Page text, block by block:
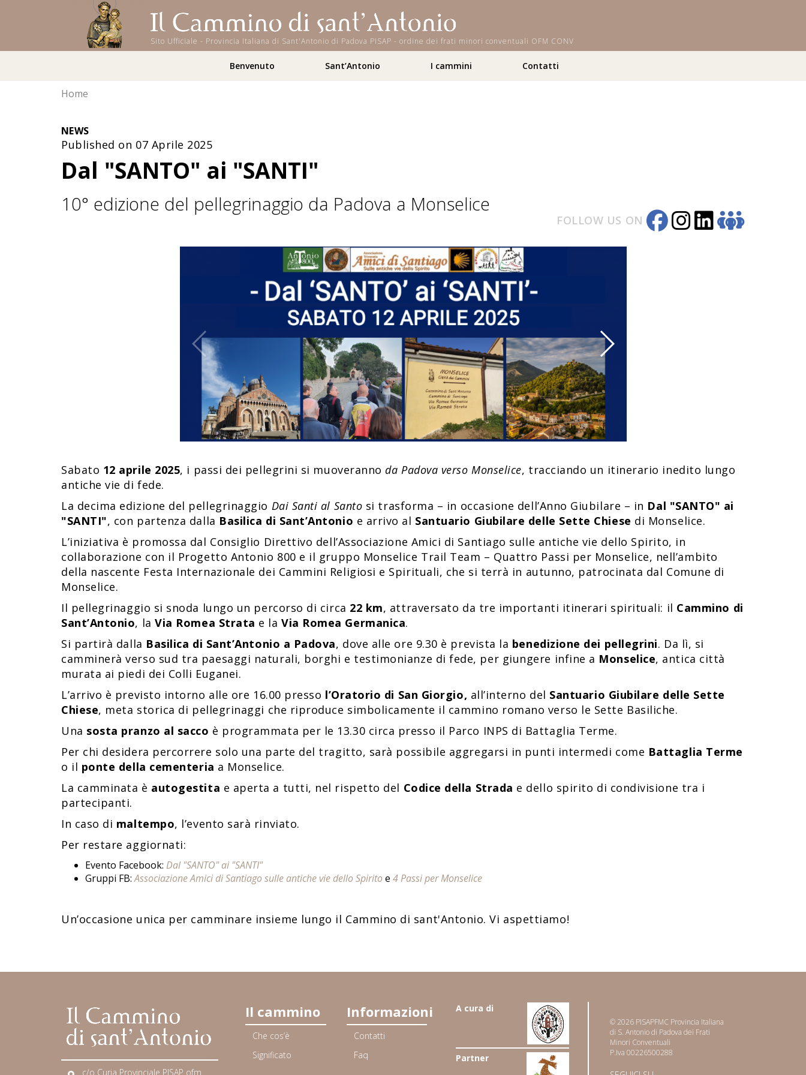
Sito Ufficiale - Provincia Italiana di Sant'Antonio di Padova PISAP - ordine dei frati minori conventuali OFM CONV
Benvenuto Sant’Antonio I cammini Contatti
Home
NEWS
Published on 07 Aprile 2025
Dal "SANTO" ai "SANTI"
10° edizione del pellegrinaggio da Padova a Monselice
FOLLOW US ON
Sabato 12 aprile 2025, i passi dei pellegrini si muoverannoda Padova verso Monselice, tracciando un itinerario inedito lungo
antiche vie di fede.
La decima edizione del pellegrinaggio Dai Santi al Santo si trasforma – in occasione dell’Anno Giubilare – in Dal "SANTO" ai
"SANTI", con partenza dalla Basilica di Sant’Antonio e arrivo al Santuario Giubilare delle Sette Chiese di Monselice.
L’iniziativa è promossa dal Consiglio Direttivo dell’Associazione Amici di Santiago sulle antiche vie dello Spirito, in
collaborazione con il Progetto Antonio 800 e il gruppo Monselice Trail Team – Quattro Passi per Monselice, nell’ambito
della nascente Festa Internazionale dei Cammini Religiosi e Spirituali, che si terrà in autunno, patrocinata dal Comune di
Monselice.
Il pellegrinaggio si snoda lungo un percorso di circa 22 km, attraversato da tre importanti itinerari spirituali: il Cammino di
Sant’Antonio, laVia Romea Strata e laVia Romea Germanica.
Si partirà dalla Basilica di Sant’Antonio a Padova, dove alle ore 9.30 è prevista la benedizione dei pellegrini. Da lì, si
camminerà verso sud tra paesaggi naturali, borghi e testimonianze di fede, per giungere infine a Monselice, antica città
murata ai piedi dei Colli Euganei.
L’arrivo è previsto intorno alle ore 16.00 presso l’Oratorio di San Giorgio, all’interno del Santuario Giubilare delle Sette
Chiese, meta storica di pellegrinaggi che riproduce simbolicamente il cammino romano verso le Sette Basiliche.
Una sosta pranzo al sacco è programmata per le 13.30 circa presso il Parco INPS di Battaglia Terme.
Per chi desidera percorrere solo una parte del tragitto, sarà possibile aggregarsi in punti intermedi come Battaglia Terme
o il ponte della cementeria a Monselice.
La camminata è autogestita e aperta a tutti, nel rispetto del Codice della Strada e dello spirito di condivisione tra i
partecipanti.
In caso di maltempo, l’evento sarà rinviato.
Per restare aggiornati:
Evento Facebook: Dal "SANTO" ai "SANTI"
Gruppi FB:Associazione Amici di Santiago sulle antiche vie dello Spiritoe 4 Passi per Monselice
Un’occasione unica per camminare insieme lungo il Cammino di sant'Antonio. Vi aspettiamo!
c/o Curia Provinciale PISAP ofm
Il cammino
Che cos’è
Significato
Informazioni
Contatti
Faq
A cura di
Partner
© 2026 PISAPFMC Provincia Italiana
di S. Antonio di Padova dei Frati
Minori Conventuali
P.Iva 00226500288